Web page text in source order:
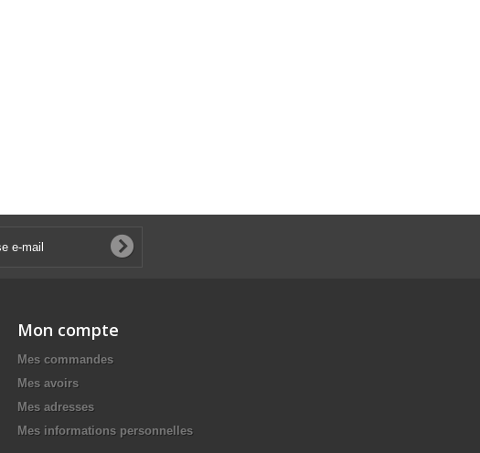
Mon compte
Mes commandes
Mes avoirs
Mes adresses
Mes informations personnelles